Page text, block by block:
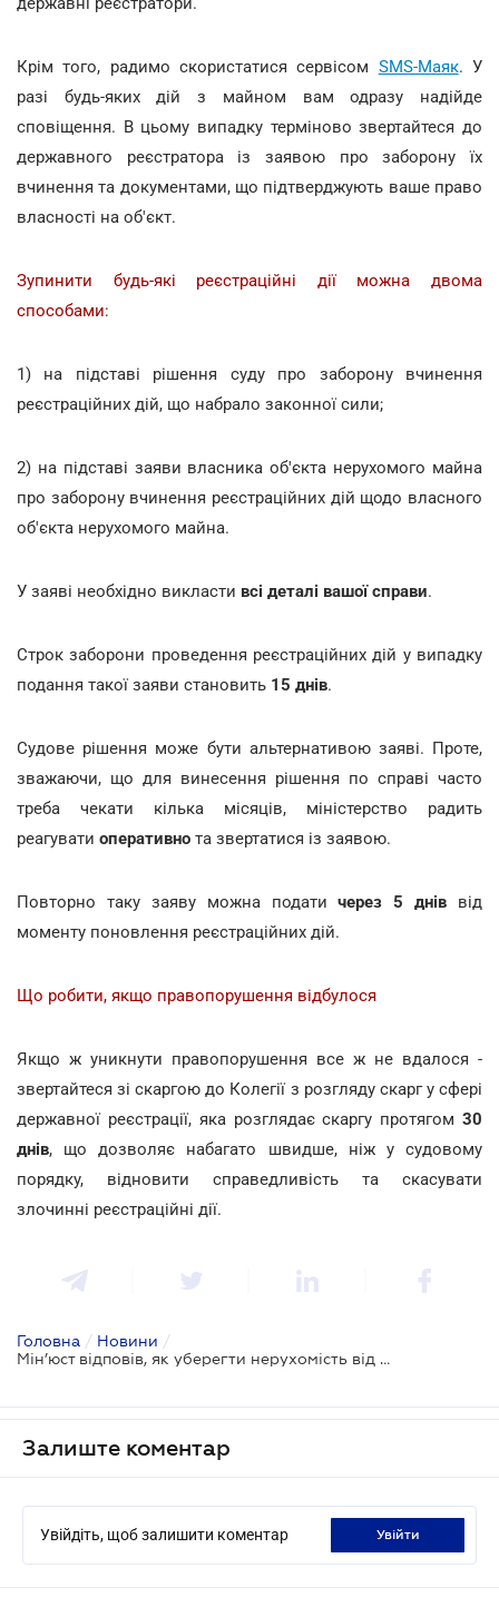
Крім того, радимо скористатися сервісом SMS-Маяк. У
разі будь-яких дій з майном вам одразу надійде
сповіщення. В цьому випадку терміново звертайтеся до
державного реєстратора із заявою про заборону їх
вчинення та документами, що підтверджують ваше право
власності на об'єкт.
Зупинити будь-які реєстраційні дії можна двома
способами:
1) на підставі рішення суду про заборону вчинення
реєстраційних дій, що набрало законної сили;
2) на підставі заяви власника об'єкта нерухомого майна
про заборону вчинення реєстраційних дій щодо власного
об'єкта нерухомого майна.
У заяві необхідно викласти всі деталі вашої справи.
Строк заборони проведення реєстраційних дій у випадку
подання такої заяви становить 15 днів.
Судове рішення може бути альтернативою заяві. Проте,
зважаючи, що для винесення рішення по справі часто
треба чекати кілька місяців, міністерство радить
реагувати оперативно та звертатися із заявою.
Повторно таку заяву можна подати через 5 днів від
моменту поновлення реєстраційних дій.
Що робити, якщо правопорушення відбулося
Якщо ж уникнути правопорушення все ж не вдалося -
звертайтеся зі скаргою до Колегії з розгляду скарг у сфері
державної реєстрації, яка розглядає скаргу протягом 30
днів, що дозволяє набагато швидше, ніж у судовому
порядку, відновити справедливість та скасувати
злочинні реєстраційні дії.
Головна / Новини /
Мін’юст відповів, як уберегти нерухомість від рейдерів
Залиште коментар
Увійдіть, щоб залишити коментар увійти